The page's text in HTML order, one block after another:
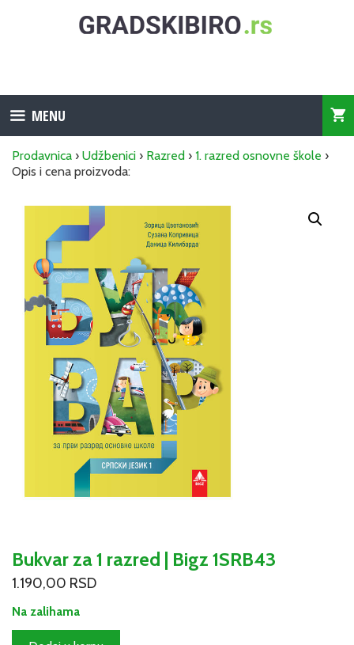
MENU
Prodavnica › Udžbenici › Razred › 1. razred osnovne škole ›
Opis i cena proizvoda:
Bukvar za 1 razred | Bigz 1SRB43
1.190,00 RSD
Na zalihama